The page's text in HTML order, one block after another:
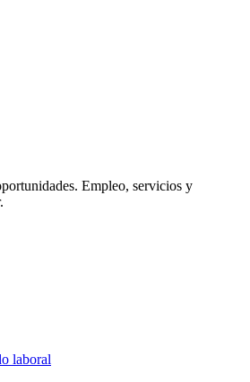
Empleo, servicios y
laboral